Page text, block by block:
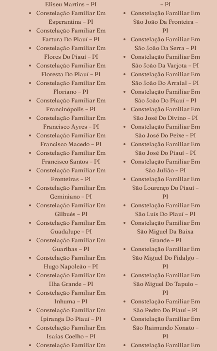
Eliseu Martins – PI
Constelação Familiar Em
Esperantina – PI
Constelação Familiar Em
Fartura Do Piauí – PI
Constelação Familiar Em
Flores Do Piauí – PI
Constelação Familiar Em
Floresta Do Piauí – PI
Constelação Familiar Em
Floriano – PI
Constelação Familiar Em
Francinópolis – PI
Constelação Familiar Em
Francisco Ayres – PI
Constelação Familiar Em
Francisco Macedo – PI
Constelação Familiar Em
Francisco Santos – PI
Constelação Familiar Em
Fronteiras – PI
Constelação Familiar Em
Geminiano – PI
Constelação Familiar Em
Gilbués – PI
Constelação Familiar Em
Guadalupe – PI
Constelação Familiar Em
Guaribas – PI
Constelação Familiar Em
Hugo Napoleão – PI
Constelação Familiar Em
Ilha Grande – PI
Constelação Familiar Em
Inhuma – PI
Constelação Familiar Em
Ipiranga Do Piauí – PI
Constelação Familiar Em
Isaías Coelho – PI
Constelação Familiar Em
– PI
Constelação Familiar Em
São João Da Fronteira –
PI
Constelação Familiar Em
São João Da Serra – PI
Constelação Familiar Em
São João Da Varjota – PI
Constelação Familiar Em
São João Do Arraial – PI
Constelação Familiar Em
São João Do Piauí – PI
Constelação Familiar Em
São José Do Divino – PI
Constelação Familiar Em
São José Do Peixe – PI
Constelação Familiar Em
São José Do Piauí – PI
Constelação Familiar Em
São Julião – PI
Constelação Familiar Em
São Lourenço Do Piauí –
PI
Constelação Familiar Em
São Luís Do Piauí – PI
Constelação Familiar Em
São Miguel Da Baixa
Grande – PI
Constelação Familiar Em
São Miguel Do Fidalgo –
PI
Constelação Familiar Em
São Miguel Do Tapuio –
PI
Constelação Familiar Em
São Pedro Do Piauí – PI
Constelação Familiar Em
São Raimundo Nonato –
PI
Constelação Familiar Em